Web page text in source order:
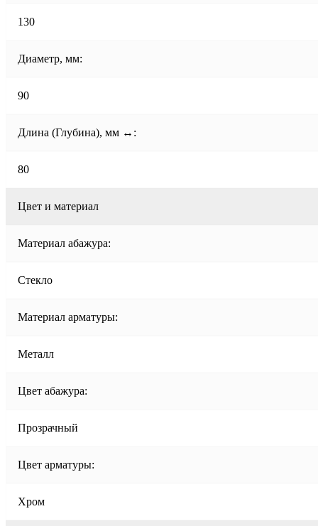
130
Диаметр, мм:
90
Длина (Глубина), мм ↔:
80
Цвет и материал
Материал абажура:
Стекло
Материал арматуры:
Металл
Цвет абажура:
Прозрачный
Цвет арматуры:
Хром